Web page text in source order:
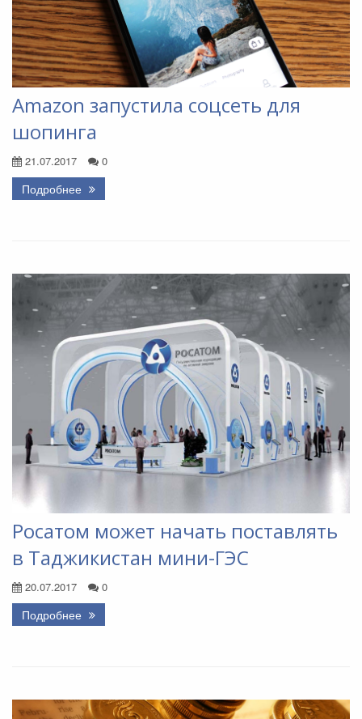
Amazon запустила соцсеть для
шопинга
21.07.2017 0
Подробнее
Росатом может начать поставлять
в Таджикистан мини-ГЭС
20.07.2017 0
Подробнее